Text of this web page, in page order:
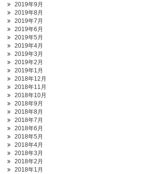
2019年9月
2019年8月
2019年7月
2019年6月
2019年5月
2019年4月
2019年3月
2019年2月
2019年1月
2018年12月
2018年11月
2018年10月
2018年9月
2018年8月
2018年7月
2018年6月
2018年5月
2018年4月
2018年3月
2018年2月
2018年1月